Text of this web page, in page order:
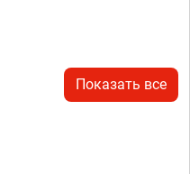
Показать все